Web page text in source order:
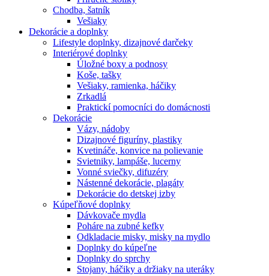
Chodba, šatník
Vešiaky
Dekorácie a doplnky
Lifestyle doplnky, dizajnové darčeky
Interiérové doplnky
Úložné boxy a podnosy
Koše, tašky
Vešiaky, ramienka, háčiky
Zrkadlá
Praktickí pomocníci do domácnosti
Dekorácie
Vázy, nádoby
Dizajnové figuríny, plastiky
Kvetináče, konvice na polievanie
Svietniky, lampáše, lucerny
Vonné sviečky, difuzéry
Nástenné dekorácie, plagáty
Dekorácie do detskej izby
Kúpeľňové doplnky
Dávkovače mydla
Poháre na zubné kefky
Odkladacie misky, misky na mydlo
Doplnky do kúpeľne
Doplnky do sprchy
Stojany, háčiky a držiaky na uteráky